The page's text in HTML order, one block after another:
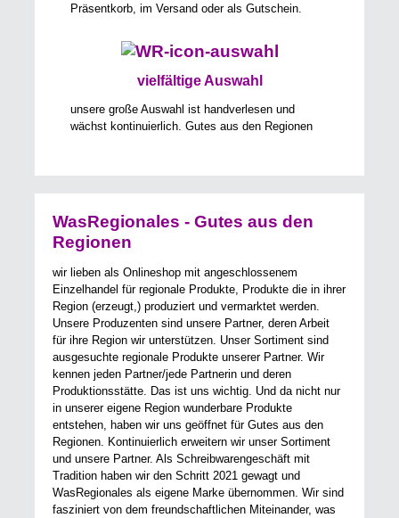
Präsentkorb, im Versand oder als Gutschein.
vielfältige Auswahl
unsere große Auswahl ist handverlesen und
wächst kontinuierlich. Gutes aus den Regionen
WasRegionales - Gutes aus den
Regionen
wir lieben als Onlineshop mit angeschlossenem
Einzelhandel für regionale Produkte, Produkte die in ihrer
Region (erzeugt,) produziert und vermarktet werden.
Unsere Produzenten sind unsere Partner, deren Arbeit
für ihre Region wir unterstützen. Unser Sortiment sind
ausgesuchte regionale Produkte unserer Partner. Wir
kennen jeden Partner/jede Partnerin und deren
Produktionsstätte. Das ist uns wichtig. Und da nicht nur
in unserer eigene Region wunderbare Produkte
entstehen, haben wir uns geöffnet für Gutes aus den
Regionen. Kontinuierlich erweitern wir unser Sortiment
und unsere Partner. Als Schreibwarengeschäft mit
Tradition haben wir den Schritt 2021 gewagt und
WasRegionales als eigene Marke übernommen. Wir sind
fasziniert von dem freundschaftlichen Miteinander, was